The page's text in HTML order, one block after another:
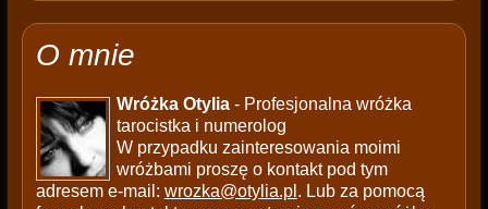
O mnie
Wróżka Otylia- Profesjonalna wróżka
tarocistka i numerolog
W przypadku zainteresowania moimi
wróżbami proszę o kontakt pod tym
adresem e-mail: wrozka@otylia.pl . Lub za pomocą